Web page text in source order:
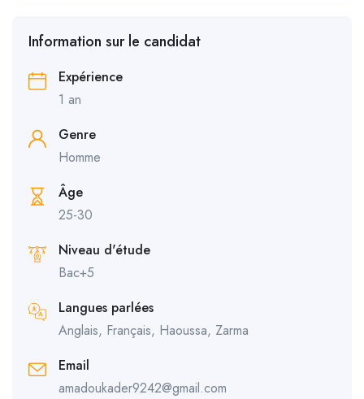
Information sur le candidat
Expérience
1 an
Genre
Homme
Âge
25-30
Niveau d'étude
Bac+5
Langues parlées
Anglais, Français, Haoussa, Zarma
Email
amadoukader9242@gmail.com